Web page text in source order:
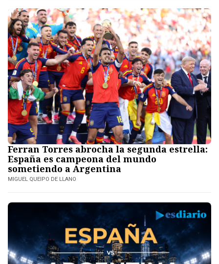
Ferran Torres abrocha la segunda estrella:
España es campeona del mundo
sometiendo a Argentina
MIGUEL QUEIPO DE LLANO